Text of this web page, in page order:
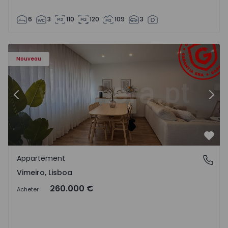
6 3 110 120 109 3
Nouveau
Appartement T1 Lourinhã, Vimeiro - 1575406 - 1
Précédent
Vimeiro, Lisboa
Appartement
Vimeiro, Lisboa
Acheter 260.000 €